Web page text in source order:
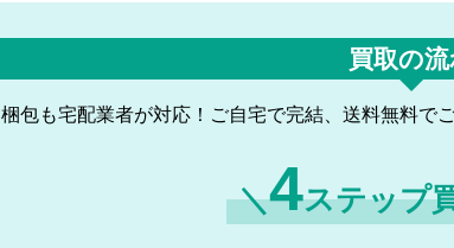
買取の
梱包も宅配業者が対応！ご自宅で完結、送料無料で
＼4ステップ